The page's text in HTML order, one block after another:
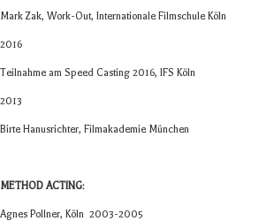
Mark Zak, Work-Out, Inter­na­tio­nale Film­schule Köln
2016
Teil­nahme am Speed Cas­ting 2016, IFS Köln
2013
Birte Hanus­rich­ter, Film­aka­de­mie München
METHOD ACTING:
Agnes Poll­ner, Köln 2003-2005